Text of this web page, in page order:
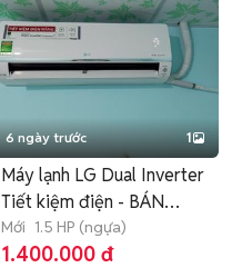
6 ngày trước 1
Máy lạnh LG Dual Inverter
Tiết kiệm điện - BÁN
GÓP
Mới 1.5 HP (ngựa)
1.400.000 đ